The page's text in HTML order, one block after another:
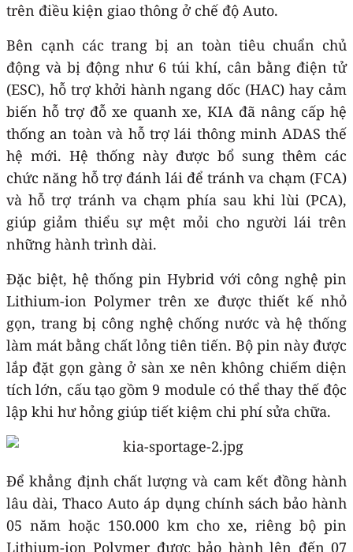
trên điều kiện giao thông ở chế độ Auto.
Bên cạnh các trang bị an toàn tiêu chuẩn chủ
động và bị động như 6 túi khí, cân bằng điện tử
(ESC), hỗ trợ khởi hành ngang dốc (HAC) hay cảm
biến hỗ trợ đỗ xe quanh xe, KIA đã nâng cấp hệ
thống an toàn và hỗ trợ lái thông minh ADAS thế
hệ mới. Hệ thống này được bổ sung thêm các
chức năng hỗ trợ đánh lái để tránh va chạm (FCA)
và hỗ trợ tránh va chạm phía sau khi lùi (PCA),
giúp giảm thiểu sự mệt mỏi cho người lái trên
những hành trình dài.
Đặc biệt, hệ thống pin Hybrid với công nghệ pin
Lithium-ion Polymer trên xe được thiết kế nhỏ
gọn, trang bị công nghệ chống nước và hệ thống
làm mát bằng chất lỏng tiên tiến. Bộ pin này được
lắp đặt gọn gàng ở sàn xe nên không chiếm diện
tích lớn, cấu tạo gồm 9 module có thể thay thế độc
lập khi hư hỏng giúp tiết kiệm chi phí sửa chữa.
Để khẳng định chất lượng và cam kết đồng hành
lâu dài, Thaco Auto áp dụng chính sách bảo hành
05 năm hoặc 150.000 km cho xe, riêng bộ pin
Lithium-ion Polymer được bảo hành lên đến 07